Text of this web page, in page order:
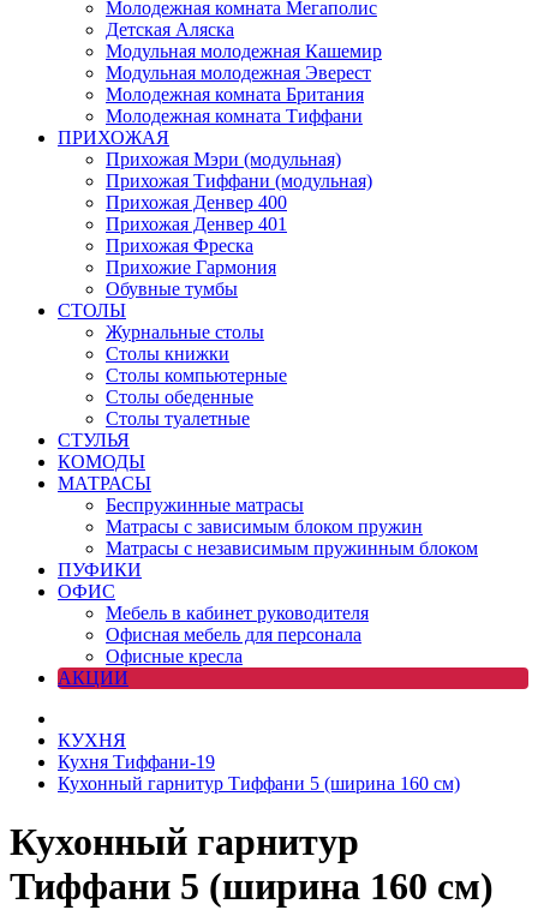
Молодежная комната Мегаполис
Детская Аляска
Модульная молодежная Кашемир
Модульная молодежная Эверест
Молодежная комната Британия
Молодежная комната Тиффани
ПРИХОЖАЯ
Прихожая Мэри (модульная)
Прихожая Тиффани (модульная)
Прихожая Денвер 400
Прихожая Денвер 401
Прихожая Фреска
Прихожие Гармония
Обувные тумбы
СТОЛЫ
Журнальные столы
Столы книжки
Столы компьютерные
Столы обеденные
Столы туалетные
СТУЛЬЯ
КОМОДЫ
МАТРАСЫ
Беспружинные матрасы
Матрасы с зависимым блоком пружин
Матрасы с независимым пружинным блоком
ПУФИКИ
ОФИС
Мебель в кабинет руководителя
Офисная мебель для персонала
Офисные кресла
АКЦИИ
КУХНЯ
Кухня Тиффани-19
Кухонный гарнитур Тиффани 5 (ширина 160 см)
Кухонный гарнитур
Тиффани 5 (ширина 160 см)